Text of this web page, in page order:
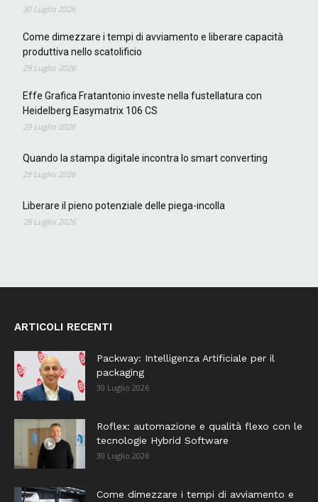
30 Luglio 2026
Come dimezzare i tempi di avviamento e liberare capacità
produttiva nello scatolificio
29 Luglio 2026
Effe Grafica Fratantonio investe nella fustellatura con
Heidelberg Easymatrix 106 CS
29 Luglio 2026
Quando la stampa digitale incontra lo smart converting
28 Luglio 2026
Liberare il pieno potenziale delle piega-incolla
28 Luglio 2026
ARTICOLI RECENTI
Packway: Intelligenza Artificiale per il
packaging
30 Luglio 2026
Roflex: automazione e qualità flexo con le
tecnologie Hybrid Software
30 Luglio 2026
Come dimezzare i tempi di avviamento e